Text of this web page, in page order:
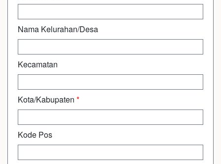
Nama Kelurahan/Desa
Kecamatan
Kota/Kabupaten *
Kode Pos